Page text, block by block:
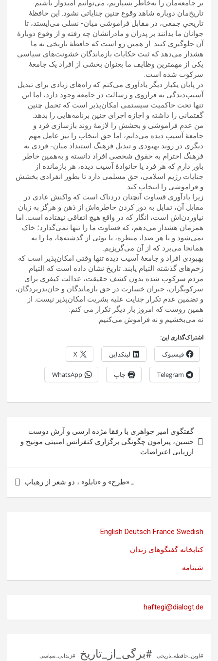
بر جامعه‌مان را به‌خاطر بسپاريم، می‌توانيم اميدوار باشيم
تاريخ‌مان دوباره شاهد وقوع چنين جناياتی نشود. اين حافظۀ
تاريخیِ جمعی، در مقابل فراموشی ميان- نسلی می‌ايستد، تا
جوانان ما بدانند بر پدران و مادرانشان چه رفته و از وقوع دوبارۀ
آن جلوگيری کنند. از همين رو است که حافظۀ تاريخی به ما
هشدار می‌دهد که ثبت حکايات بازماندگان خشونت‌های سياسی
يکی از مهمترين وظايف ما بعنوان بخشی از افراد يک جامعۀ
سرکوب شده است.
در پايان يکبار ديگر يادآوری می‌کنم که راه‌های زيادی برای تبديل
آسيب‌ديدگی به فراروی و رسالت در جامعه وجود دارد، اما اين
تنها تحت حاکميت سيستمی امکان‌پذير است که تحمل چنين
گفتمانی را داشته و اجازه اجرای چنين برنامه‌هايی را بدهد.
من عدم فراموشی و بخشش را لازمۀ روند بازسازی فرد و
جامعۀ آسيب ديده می‌دانم، اما حق انتخاب را نيز عامل مهم
ديگری در روند بهبودی و تبديل فرهنگ استبداد ميان- فردی به
فرهنگ احترام به حقوق شخصی افراد دانسته و به‌همين خاطر
باور دارم که هر فرد يا خانوادۀ آسيب ديده، هر بازمانده از
جنايات رژيم اسلامی، حق مسلمی دارد تا بطور انفرادی بخشش
و فراموشی را انتخاب کند.
زيرا يادآوری قساوت آنچنان دردناک است که واکنش عادی در
مقابل آن، تمايل به دور کردن خاطره‌اش از ذهن و هرگز به زبان
نياوردن‌اش است، انگار که در واقع هيچ اتفاقی نيفتاده است. اما
همزمان هشدار می‌دهم، که قساوت ما را تنها نمی‌گذارد؛ خاک
نمی‌شود و با هر صدا، منظره، يا بوئی از گذشته‌ها، ما را به
همانجا می‌برد که از آن می‌گريزيم.
بهبودی افراد و جامعۀ آسيب ديده تنها وقتی امکان‌پذير است که
زخم‌های گذشته التيام يابند. تاريخ نشان داده است که التيام
مردم سرکوب شده بدون کشف حقيقت، عدالت کيفری برای
سرکوبگران، جبران خسارت در حق بازماندگان و جان‌بدربردگان،
و تضمين عدم تکرار جنايت عليه بشريت امکان‌پذير نيست. از
همين روست که امروز بار ديگر تکرار می کنم:
نه می‌بخشيم و نه فراموش می‌کنيم.
اشتراک‌گذاری این:
فیسبوک لینکداین X
Telegram چاپ WhatsApp
راهبری
نوشته
گفتگوی امیر جواهری با رفقا مژده ارسی و آرش دوست
حسین، پیرامون چگونگی برگزاری کنفرانس امنیتی مونیخ و
ارزیابی اعتراضات
ـ «طرح» و «تابلو» ، دو شعر از رهیاب
English Deutsch France Swedish
کتابخانه گفتگوهای زندان
شبنامه
haftegi@dialogt.de
#اوین_حافظه_تاریخی #برگی_از_تاریخ #زندانی_سیاسی